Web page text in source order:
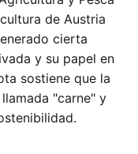
de Austria
cierta
y su papel en
sostiene que la
"carne" y